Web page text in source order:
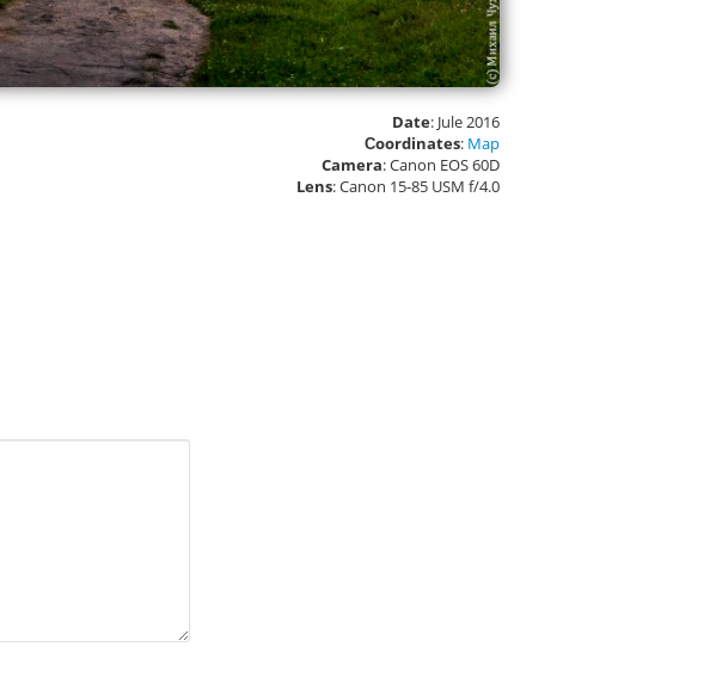
Date: Jule 2016
Сoordinates: Map
Camera: Canon EOS 60D
Lens: Canon 15-85 USM f/4.0